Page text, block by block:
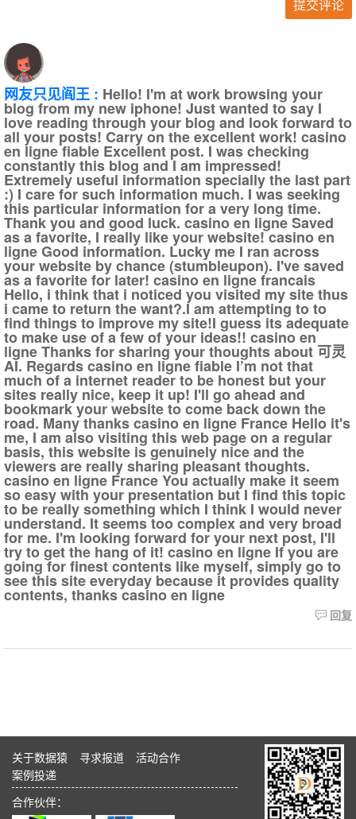
网友只见阎王 : Hello! I'm at work browsing your
blog from my new iphone! Just wanted to say I
love reading through your blog and look forward to
all your posts! Carry on the excellent work! casino
en ligne fiable Excellent post. I was checking
constantly this blog and I am impressed!
Extremely useful information specially the last part
:) I care for such information much. I was seeking
this particular information for a very long time.
Thank you and good luck. casino en ligne Saved
as a favorite, I really like your website! casino en
ligne Good information. Lucky me I ran across
your website by chance (stumbleupon). I've saved
as a favorite for later! casino en ligne francais
Hello, i think that i noticed you visited my site thus
i came to return the want?.I am attempting to to
find things to improve my site!I guess its adequate
to make use of a few of your ideas!! casino en
ligne Thanks for sharing your thoughts about 可灵
AI. Regards casino en ligne fiable I’m not that
much of a internet reader to be honest but your
sites really nice, keep it up! I'll go ahead and
bookmark your website to come back down the
road. Many thanks casino en ligne France Hello it's
me, I am also visiting this web page on a regular
basis, this website is genuinely nice and the
viewers are really sharing pleasant thoughts.
casino en ligne France You actually make it seem
so easy with your presentation but I find this topic
to be really something which I think I would never
understand. It seems too complex and very broad
for me. I'm looking forward for your next post, I'll
try to get the hang of it! casino en ligne If you are
going for finest contents like myself, simply go to
see this site everyday because it provides quality
contents, thanks casino en ligne
回复
关于数据猿 寻求报道
活动合作
案例投递
合作伙伴：